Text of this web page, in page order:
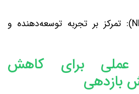
نیر پروتکل (NEAR): تمرکز بر تجربه توسعه‌دهنده و
عملی برای کاهش
بازدهی